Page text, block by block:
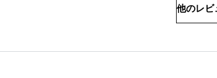
他のレビ